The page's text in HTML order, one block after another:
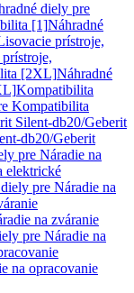
diely pre
[1]Náhradné
prístroje,
[2XL]Náhradné
Kompatibilita
Kompatibilita
Silent-db20/Geberit
db20/Geberit
pre Náradie na
elektrické
pre Náradie na
na zváranie
pre Náradie na
na opracovanie